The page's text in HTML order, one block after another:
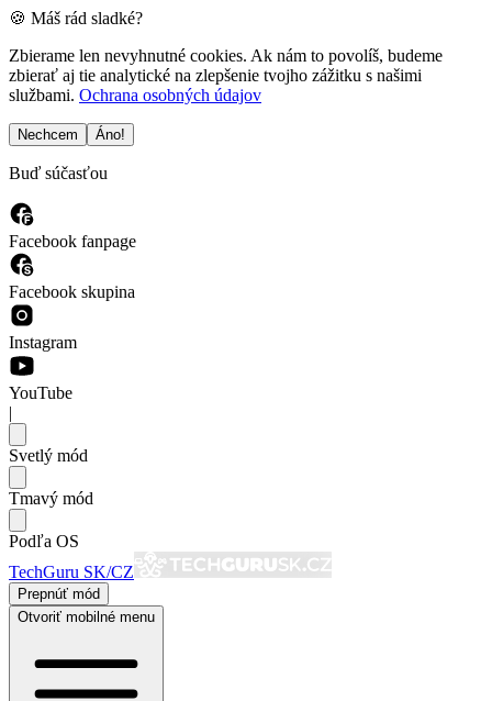
🍪 Máš rád sladké?
Zbierame len nevyhnutné cookies. Ak nám to povolíš, budeme
zbierať aj tie analytické na zlepšenie tvojho zážitku s našimi
službami. Ochrana osobných údajov
Nechcem Áno!
Buď súčasťou
Facebook fanpage
Facebook skupina
Instagram
YouTube
|
Svetlý mód
Tmavý mód
Podľa OS
TechGuru SK/CZ
Prepnúť mód
Otvoriť mobilné menu